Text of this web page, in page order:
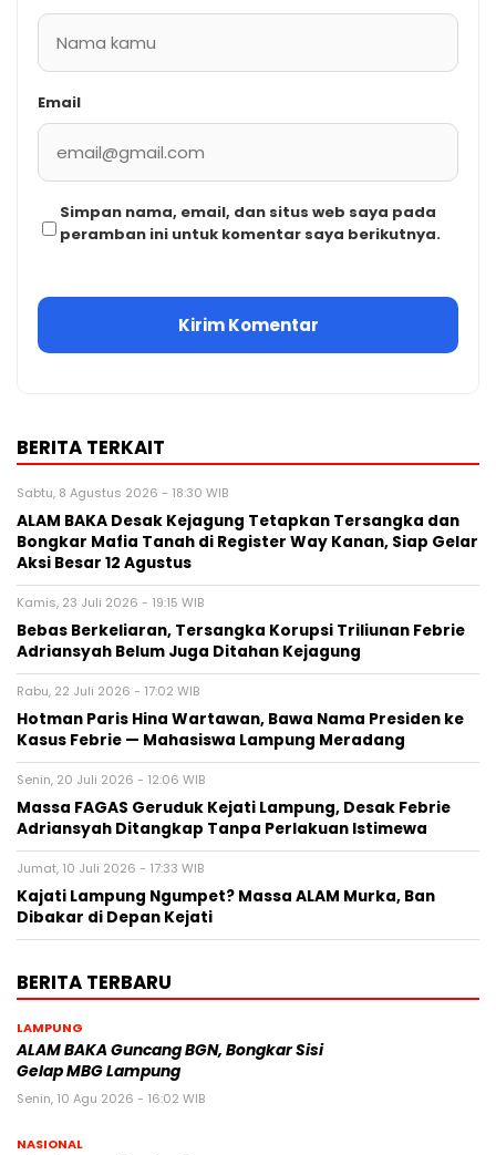
Email
Simpan nama, email, dan situs web saya pada
peramban ini untuk komentar saya berikutnya.
BERITA TERKAIT
Sabtu, 8 Agustus 2026 - 18:30 WIB
ALAM BAKA Desak Kejagung Tetapkan Tersangka dan
Bongkar Mafia Tanah di Register Way Kanan, Siap Gelar
Aksi Besar 12 Agustus
Kamis, 23 Juli 2026 - 19:15 WIB
Bebas Berkeliaran, Tersangka Korupsi Triliunan Febrie
Adriansyah Belum Juga Ditahan Kejagung
Rabu, 22 Juli 2026 - 17:02 WIB
Hotman Paris Hina Wartawan, Bawa Nama Presiden ke
Kasus Febrie — Mahasiswa Lampung Meradang
Senin, 20 Juli 2026 - 12:06 WIB
Massa FAGAS Geruduk Kejati Lampung, Desak Febrie
Adriansyah Ditangkap Tanpa Perlakuan Istimewa
Jumat, 10 Juli 2026 - 17:33 WIB
Kajati Lampung Ngumpet? Massa ALAM Murka, Ban
Dibakar di Depan Kejati
BERITA TERBARU
LAMPUNG
ALAM BAKA Guncang BGN, Bongkar Sisi
Gelap MBG Lampung
Senin, 10 Agu 2026 - 16:02 WIB
NASIONAL